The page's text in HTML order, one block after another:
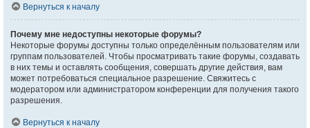
Вернуться к началу
Почему мне недоступны некоторые форумы?
Некоторые форумы доступны только определённым пользователям или
группам пользователей. Чтобы просматривать такие форумы, создавать
в них темы и оставлять сообщения, совершать другие действия, вам
может потребоваться специальное разрешение. Свяжитесь с
модератором или администратором конференции для получения такого
разрешения.
Вернуться к началу